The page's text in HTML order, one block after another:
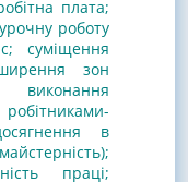
плата;
роботу
суміщення
зон
в
праці;